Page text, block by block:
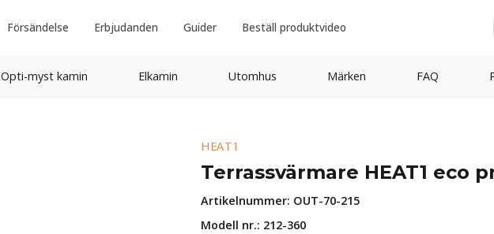
Försändelse Erbjudanden Guider Beställ produktvideo
Opti-myst kamin Elkamin Utomhus Märken FAQ
HEAT1
Terrassvärmare HEAT1 eco
Artikelnummer: OUT-70-215
Modell nr.: 212-360